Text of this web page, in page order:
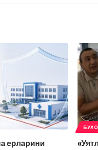
ерларини